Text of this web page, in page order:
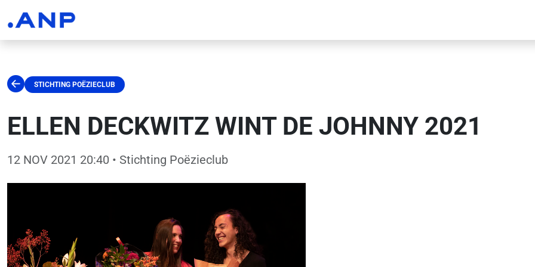
STICHTING POËZIECLUB
ELLEN DECKWITZ WINT DE JOHNNY 2021
12 NOV 2021 20:40 • Stichting Poëzieclub